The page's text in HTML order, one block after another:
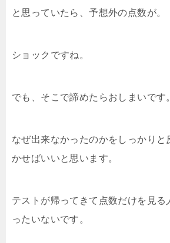
と思っていたら、予想外の点数が。
ショックですね。
でも、そこで諦めたらおしまいです
なぜ出来なかったのかをしっかりと
かせばいいと思います。
テストが帰ってきて点数だけを見る
ったいないです。